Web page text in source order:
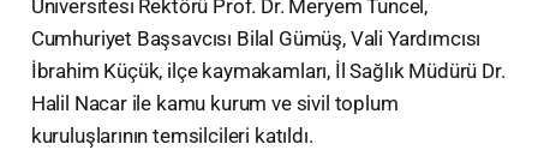
Üniversitesi Rektörü Prof. Dr. Meryem Tuncel,
Cumhuriyet Başsavcısı Bilal Gümüş, Vali Yardımcısı
İbrahim Küçük, ilçe kaymakamları, İl Sağlık Müdürü Dr.
Halil Nacar ile kamu kurum ve sivil toplum
kuruluşlarının temsilcileri katıldı.